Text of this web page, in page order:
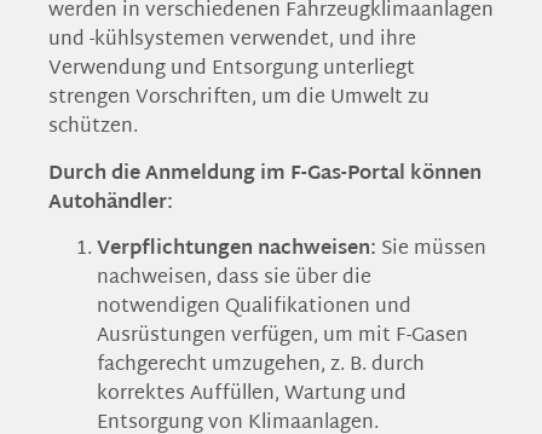
werden in verschiedenen Fahrzeugklimaanlagen
und -kühlsystemen verwendet, und ihre
Verwendung und Entsorgung unterliegt
strengen Vorschriften, um die Umwelt zu
schützen.
Durch die Anmeldung im F-Gas-Portal können
Autohändler:
Verpflichtungen nachweisen: Sie müssen
nachweisen, dass sie über die
notwendigen Qualifikationen und
Ausrüstungen verfügen, um mit F-Gasen
fachgerecht umzugehen, z. B. durch
korrektes Auffüllen, Wartung und
Entsorgung von Klimaanlagen.